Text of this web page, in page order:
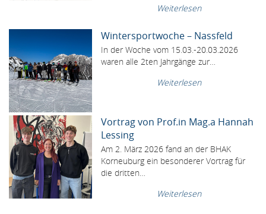
Weiterlesen
Wintersportwoche – Nassfeld
In der Woche vom 15.03.-20.03.2026
waren alle 2ten Jahrgänge zur…
Weiterlesen
Vortrag von Prof.in Mag.a Hannah
Lessing
Am 2. März 2026 fand an der BHAK
Korneuburg ein besonderer Vortrag für
die dritten…
Weiterlesen